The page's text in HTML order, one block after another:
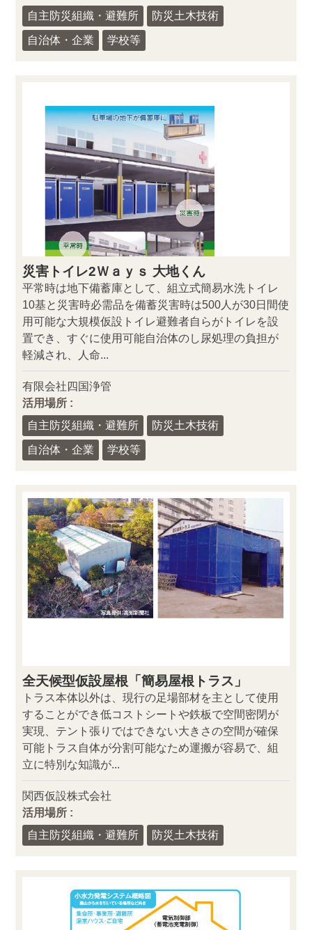
自主防災組織・避難所
防災土木技術
自治体・企業 学校等
災害トイレ2Ｗａｙｓ 大地くん
平常時は地下備蓄庫として、組立式簡易水洗トイレ
10基と災害時必需品を備蓄災害時は500人が30日間使
用可能な大規模仮設トイレ避難者自らがトイレを設
置でき、すぐに使用可能自治体のし尿処理の負担が
軽減され、人命...
有限会社四国浄管
活用場所 :
自主防災組織・避難所
防災土木技術
自治体・企業 学校等
全天候型仮設屋根「簡易屋根トラス」
トラス本体以外は、現行の足場部材を主として使用
することができ低コストシートや鉄板で空間密閉が
実現、テント張りではできない大きさの空間が確保
可能トラス自体が分割可能なため運搬が容易で、組
立に特別な知識が...
関西仮設株式会社
活用場所 :
自主防災組織・避難所
防災土木技術